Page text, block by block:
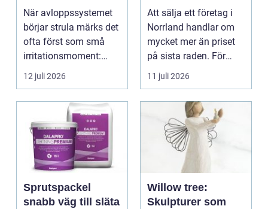
stopp och
vattenskador i
fastigheten
När avloppssystemet
börjar strula märks det
ofta först som små
irritationsmoment:
långsam avrinning ...
12 juli 2026
lönsam affär
Att sälja ett företag i
Norrland handlar om
mycket mer än priset
på sista raden. För
många entrepren...
11 juli 2026
Sprutspackel
snabb väg till släta
Willow tree:
Skulpturer som